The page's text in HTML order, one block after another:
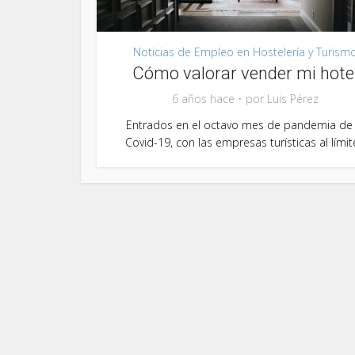
Noticias de Empleo en Hostelería y
Cómo valorar vender mi
6 años hace por Luis Pérez
Entrados en el octavo mes de pandemia de
Covid-19, con las empresas turísticas al